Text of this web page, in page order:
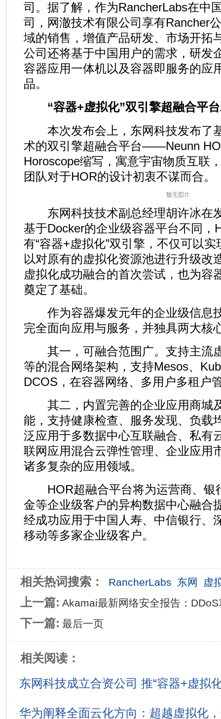
司。据了解，作为RancherLabs在中
司，网澈技术有限公司享有Rancher
域的销售，增值产品研发、市场开拓
公司还将基于中国用户的需求，研发
容器应用一体机以及容器即服务的应
品。
“容器+虚拟化”双引擎超融合平台
本次发布会上，东网科技发布了基
术的双引擎超融合平台——Neunn
Horoscope缩写，寓意宇宙物质互联
团队对于HOR的设计初衷不谋而合。
东网科技技术副总经理胡许冰在
基于Docker的企业级容器平台不同，
有“容器+虚拟化”双引擎，不仅可以
以对原有的虚拟化资源池进行升级改
虚拟化成功融合的首次尝试，也为容
奠定了基础。
作为容器爆发元年的企业级信息
完全面向应用与服务，并独具两大核
其一，可融合范围广。支持主流
等的混合网络架构，支持Mesos、
DCOS，在容器网络、多用户多租户
其二，内置完善的企业应用商城
能，支持健康检查、服务发现、负载
泛应用于多数据中心互联融合、私有
联网应用混合云弹性管理、企业应用
诸多复杂的应用领域。
HOR超融合平台将为运营商、银
金等企业级客户的异构数据中心融合
经成功应用于中国人寿、中信银行、
移动等多家企业级客户。
相关热词搜索： RancherLabs 东网 虚
上一篇: Akamai最新网络安全报告：
下一篇: 最后一页
相关阅读：
·东网科技成立合资公司 推“容器+虚拟
·华为阐释全面云化方向：超越虚拟化